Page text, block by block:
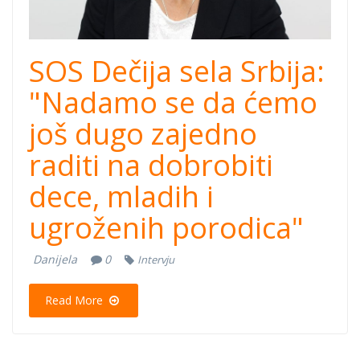
SOS Dečija sela Srbija:
"Nadamo se da ćemo
još dugo zajedno
raditi na dobrobiti
dece, mladih i
ugroženih porodica"
Danijela 0 Intervju
Read More